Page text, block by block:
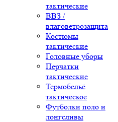
тактические
ВВЗ /
влаговетрозащита
Костюмы
тактические
Головные уборы
Перчатки
тактические
Термобельё
тактическое
Футболки поло и
лонгсливы